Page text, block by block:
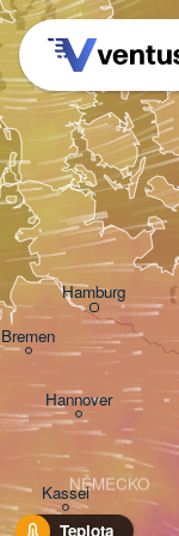
Teplota
Aarhus
DÁNSKO
Hamburg
Bremen
Hannover
KasselNĚMECKO